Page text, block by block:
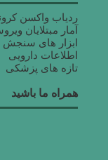
ردیاب واکسن
آمار مبتلایان
ابزار های سنجش
اطلاعات دارویی
تازه های پزشکی
همراه ما باشید